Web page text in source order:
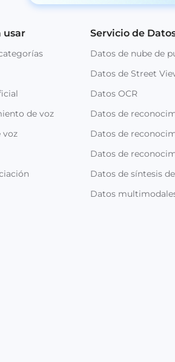
usar
de voz
voz
Servicio de
Datos de nube de
Datos de Street
Datos OCR
Datos de
Datos de
Datos de
Datos de síntesis
Datos